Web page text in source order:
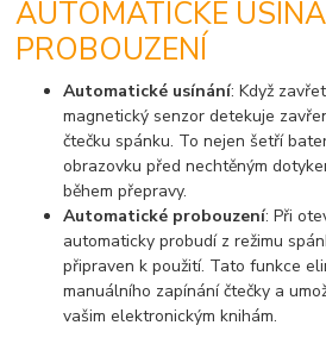
AUTOMATICKÉ
PROBOUZENÍ
Automatické usínání: Když
magnetický senzor detekuje
čtečku spánku. To nejen šetří
obrazovku před nechtěným
během přepravy.
Automatické probouzení: Při
automaticky probudí z režimu
připraven k použití. Tato funkce
manuálního zapínání čtečky a
vašim elektronickým knihám.